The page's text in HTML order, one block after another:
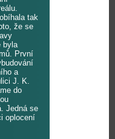
tak
že se
byla
První
a
J. K.
do
Jedná se
oplocení